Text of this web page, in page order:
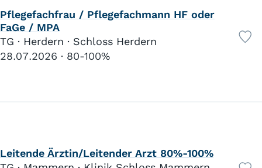
Pflegefachfrau / Pflegefachmann HF oder
FaGe / MPA
TG · Herdern · Schloss Herdern
28.07.2026
80-100%
Leitende Ärztin/Leitender Arzt 80%-100%